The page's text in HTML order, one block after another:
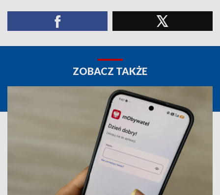
ZOBACZ TAKŻE